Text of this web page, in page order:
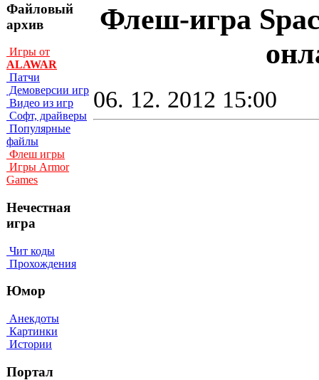
Файловый
архив
Игры от
ALAWAR
Патчи
Демоверсии игр
Видео из игр
Софт, драйверы
Популярные
файлы
Флеш игры
Игры Armor
Games
Нечестная
игра
Чит коды
Прохождения
Юмор
Анекдоты
Картинки
Истории
Портал
Флеш-игра
06. 12. 2012 15:00